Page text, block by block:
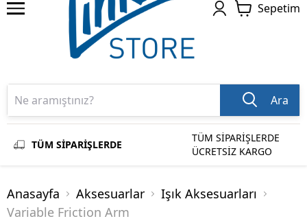
Sepetim
Ara
TÜM SİPARİŞLERDE
TÜM SİPARİŞLERDE
ÜCRETSİZ KARGO
Anasayfa Aksesuarlar
Işık Aksesuarları
Variable Friction Arm